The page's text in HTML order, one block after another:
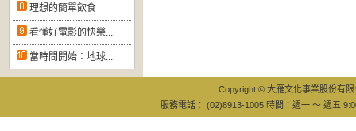
理想的簡單飲食
看懂好電影的快樂...
當時間開始：地球...
Copyright © 大雁文化事業股份有
服務電話： (02)8913-1005 時間：週一 ～ 週五